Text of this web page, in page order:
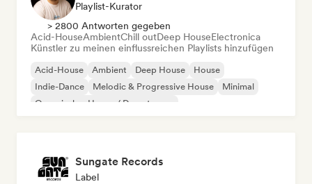
Playlist-Kurator
> 2800 Antworten gegeben
Acid-HouseAmbientChill outDeep HouseElectronica
Künstler zu meinen einflussreichen Playlists hinzufügen
Acid-House Ambient Deep House
House
Indie-Dance
Melodic & Progressive House
Minimal
Organischer House / Downtempo
Sungate Records
Label